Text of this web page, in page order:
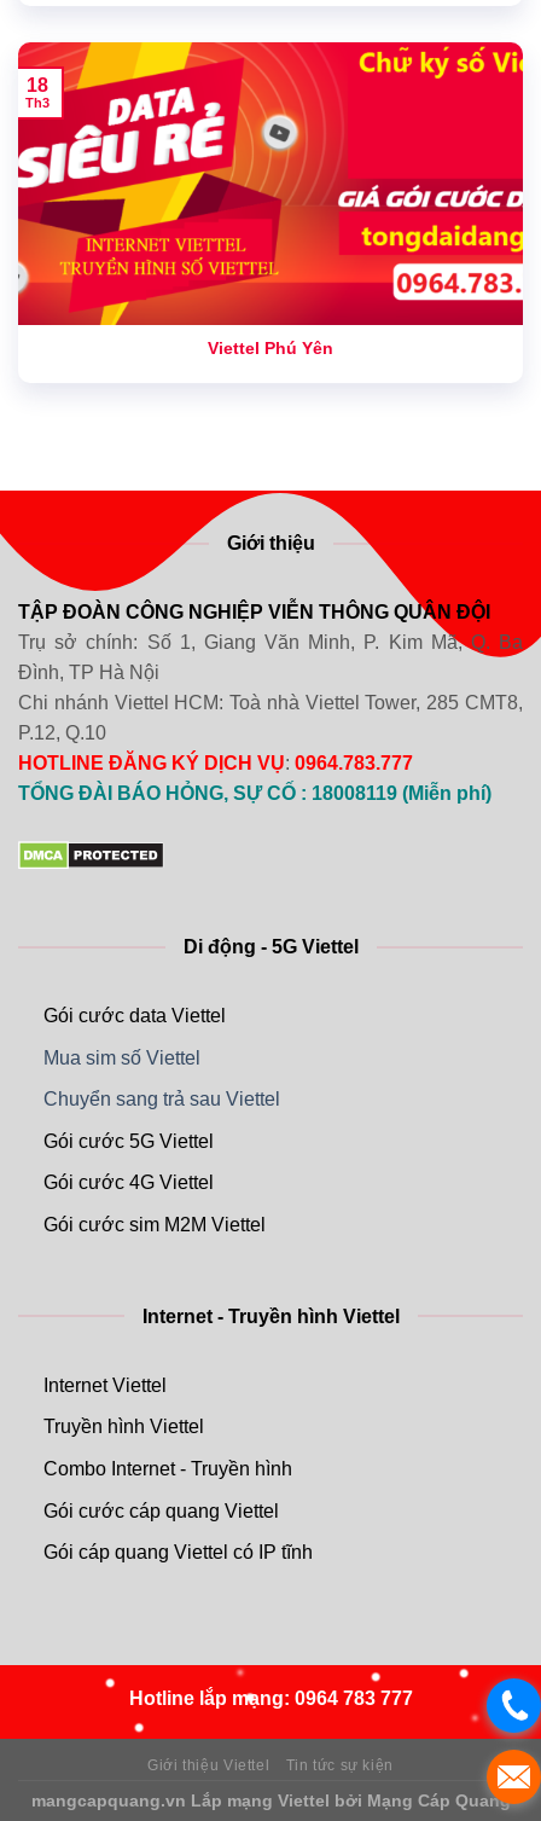
Viettel Phú Yên
18
Th3
Giới thiệu
TẬP ĐOÀN CÔNG NGHIỆP VIỄN THÔNG QUÂN ĐỘI
Trụ sở chính: Số 1, Giang Văn Minh, P. Kim Mã, Q. Ba
Đình, TP Hà Nội
Chi nhánh Viettel HCM: Toà nhà Viettel Tower, 285 CMT8,
P.12, Q.10
HOTLINE ĐĂNG KÝ DỊCH VỤ: 0964.783.777
TỔNG ĐÀI BÁO HỎNG, SỰ CỐ : 18008119 (Miễn phí)
Di động - 5G Viettel
Gói cước data Viettel
Mua sim số Viettel
Chuyển sang trả sau Viettel
Gói cước 5G Viettel
Gói cước 4G Viettel
Gói cước sim M2M Viettel
Internet - Truyền hình Viettel
Internet Viettel
Truyền hình Viettel
Combo Internet - Truyền hình
Gói cước cáp quang Viettel
Gói cáp quang Viettel có IP tĩnh
Hotline lắp mạng: 0964 783 777
Giới thiệu Viettel Tin tức sự kiện
mangcapquang.vn Lắp mạng Viettel bởi Mạng Cáp Quang